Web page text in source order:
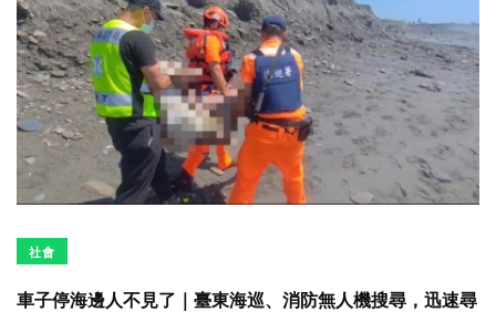
社會
車子停海邊人不見了｜臺東海巡、消防無人機搜尋，迅速尋